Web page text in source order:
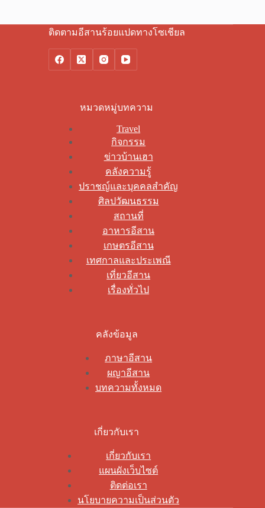
ติดตามอีสานร้อยแปดทางโซเชียล
หมวดหมู่บทความ
Travel
กิจกรรม
ข่าวบ้านเฮา
คลังความรู้
ปราชญ์และบุคคลสำคัญ
ศิลปวัฒนธรรม
สถานที่
อาหารอีสาน
เกษตรอีสาน
เทศกาลและประเพณี
เที่ยวอีสาน
เรื่องทั่วไป
คลังข้อมูล
ภาษาอีสาน
ผญาอีสาน
บทความทั้งหมด
เกี่ยวกับเรา
เกี่ยวกับเรา
แผนผังเว็บไซต์
ติดต่อเรา
นโยบายความเป็นส่วนตัว